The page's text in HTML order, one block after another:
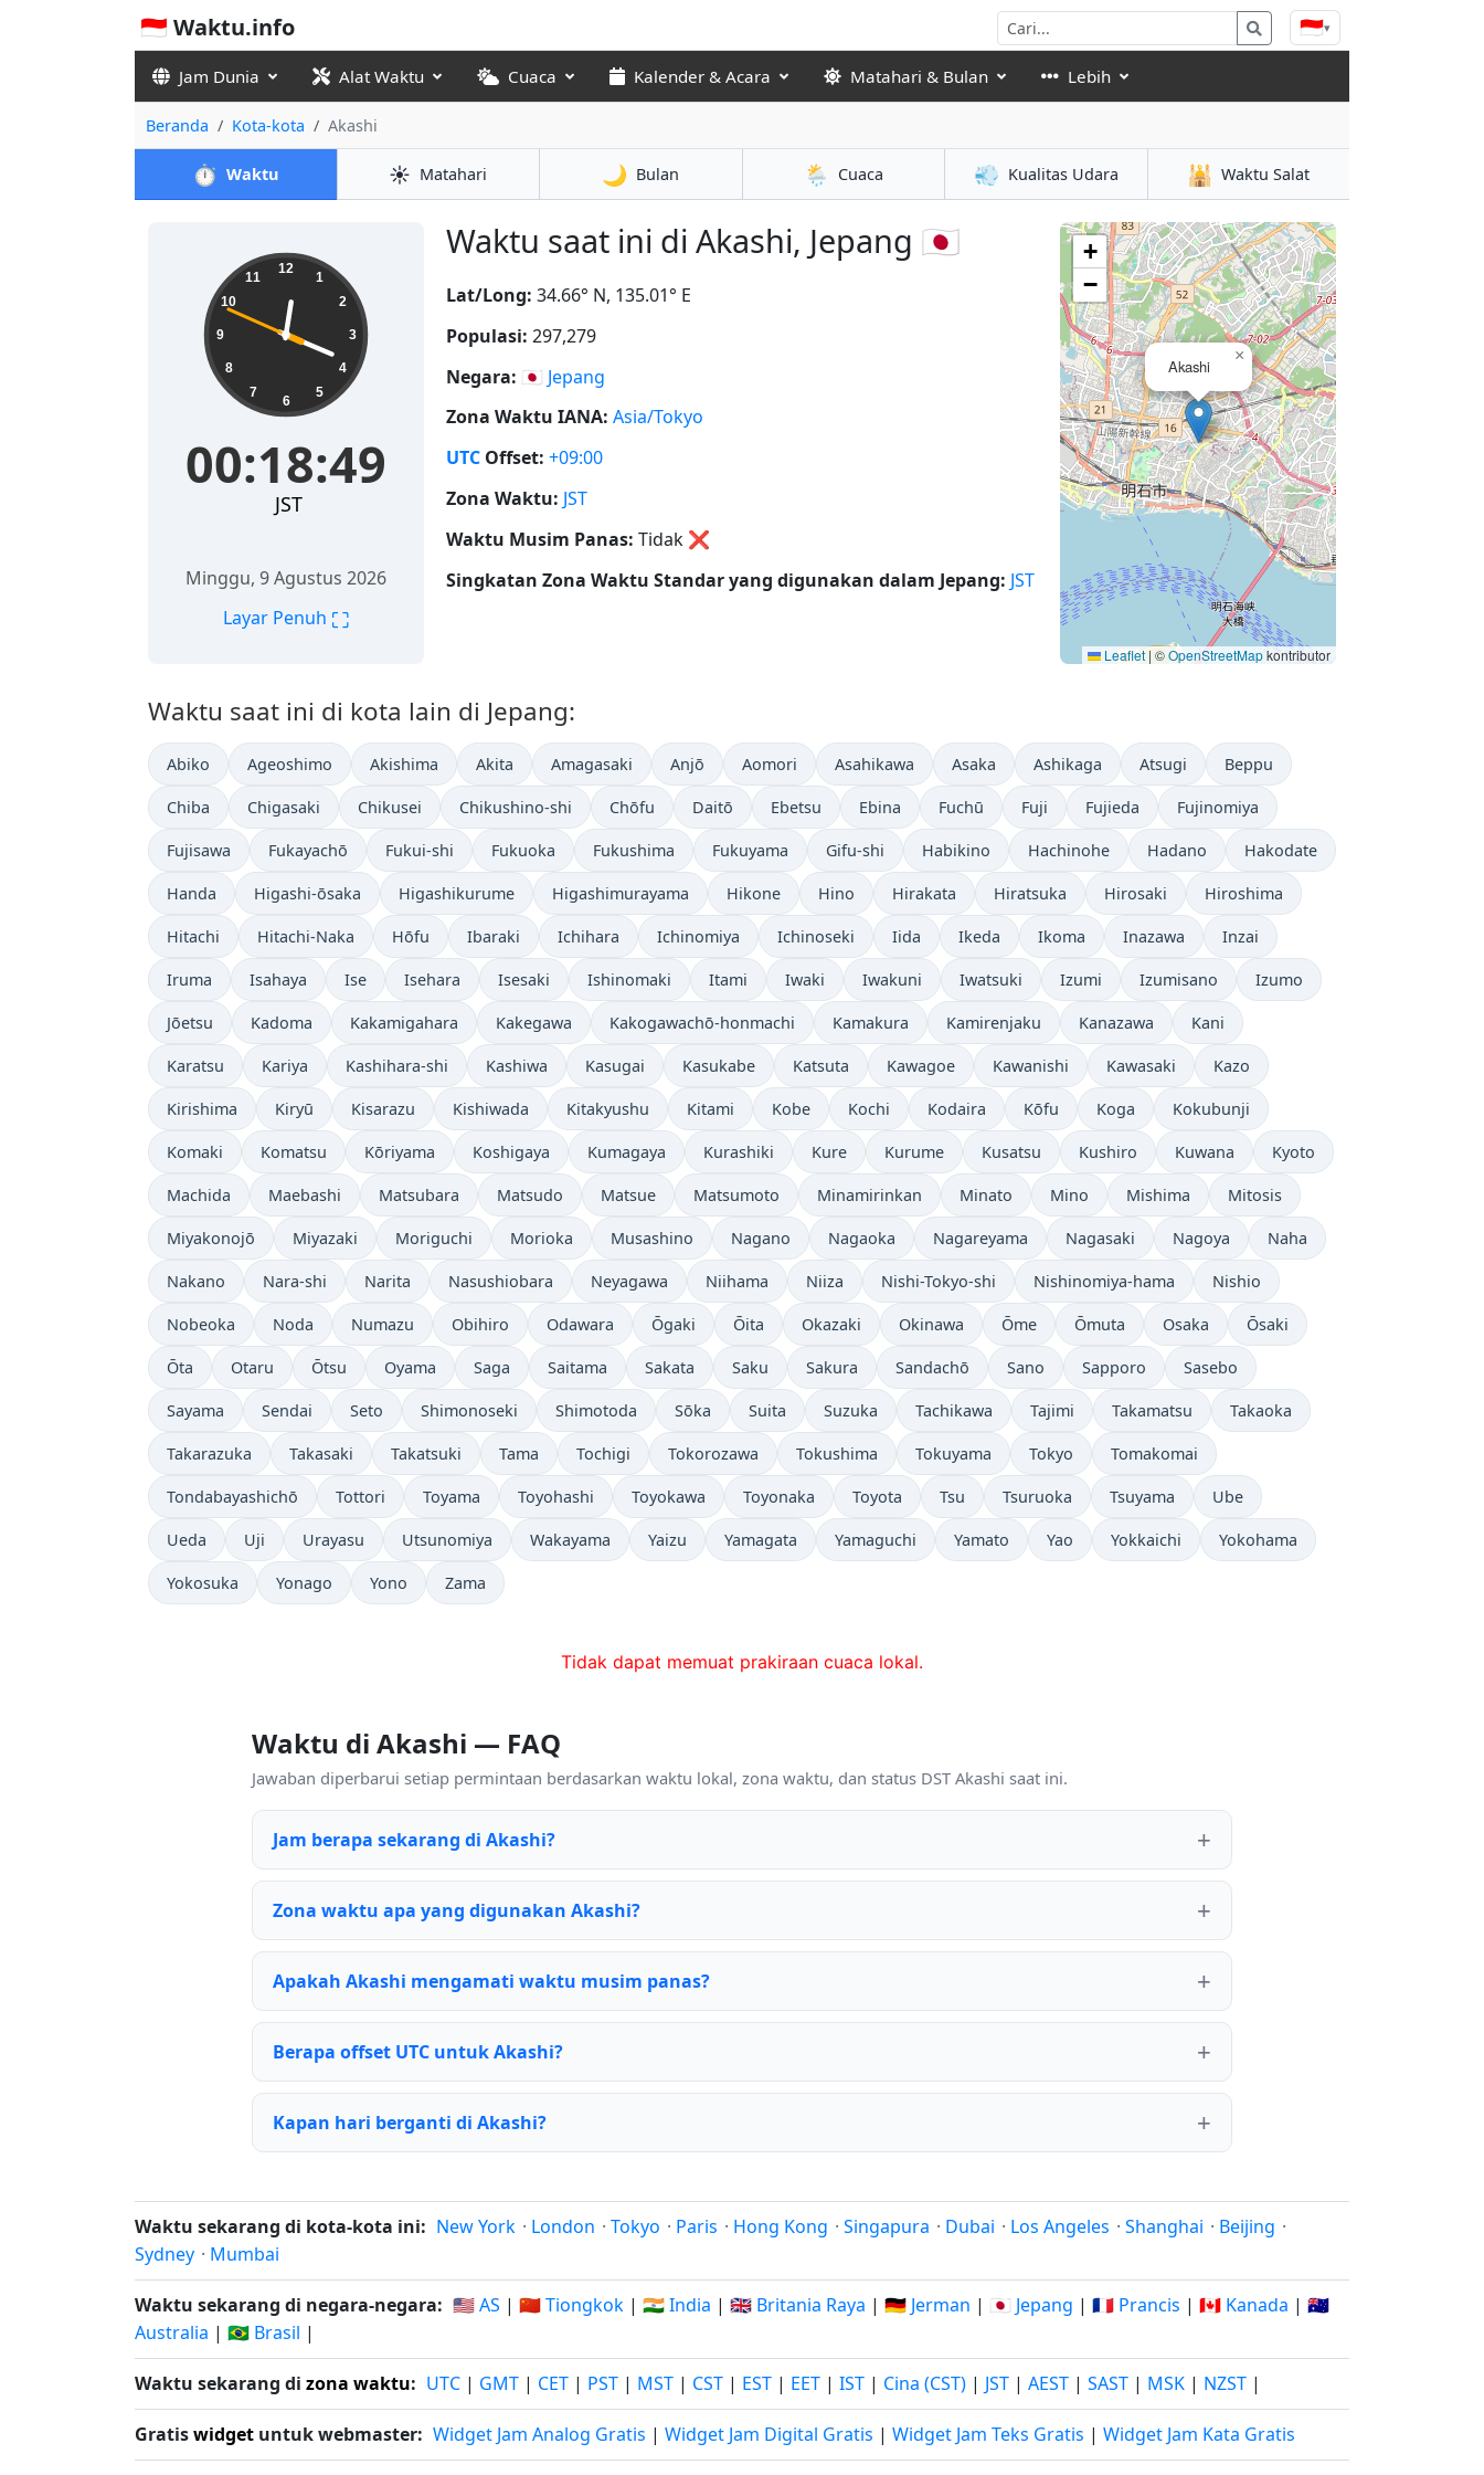
🇮🇩 Waktu.info 🇮🇩▾
Jam Dunia Alat Waktu Cuaca Kalender & Acara Matahari & Bulan Lebih
Beranda Kota-kota Akashi
⏱️ Waktu ☀️ Matahari 🌙 Bulan 🌦️ Cuaca 💨 Kualitas Udara 🕌 Waktu Salat
Waktu saat ini di Akashi, Jepang 🇯🇵
00:18:50 12
1
2
3
4
5
6
7
8
9
10
11
00:18:50
JST
Minggu, 9 Agustus 2026
Layar Penuh ⛶
Lat/Long: 34.66° N, 135.01° E
Populasi: 297,279
Negara: 🇯🇵 Jepang
Zona Waktu IANA: Asia/Tokyo
UTC Offset: +09:00
Zona Waktu: JST
Waktu Musim Panas: Tidak ❌
Singkatan Zona Waktu Standar yang digunakan dalam Jepang: JST
Akashi
×
+
−
Leaflet | ©OpenStreetMapkontributor
Waktu saat ini di kota lain di Jepang:
Abiko Ageoshimo Akishima Akita Amagasaki Anjō Aomori Asahikawa Asaka Ashikaga Atsugi Beppu
Chiba Chigasaki Chikusei Chikushino-shi Chōfu Daitō Ebetsu Ebina Fuchū Fuji Fujieda Fujinomiya
Fujisawa Fukayachō Fukui-shi Fukuoka Fukushima Fukuyama Gifu-shi Habikino Hachinohe Hadano Hakodate
Handa Higashi-ōsaka Higashikurume Higashimurayama Hikone Hino Hirakata Hiratsuka Hirosaki Hiroshima
Hitachi Hitachi-Naka Hōfu Ibaraki Ichihara Ichinomiya Ichinoseki Iida Ikeda Ikoma Inazawa Inzai
Iruma Isahaya Ise Isehara Isesaki Ishinomaki Itami Iwaki Iwakuni Iwatsuki Izumi Izumisano Izumo
Jōetsu Kadoma Kakamigahara Kakegawa Kakogawachō-honmachi Kamakura Kamirenjaku Kanazawa Kani
Karatsu Kariya Kashihara-shi Kashiwa Kasugai Kasukabe Katsuta Kawagoe Kawanishi Kawasaki Kazo
Kirishima Kiryū Kisarazu Kishiwada Kitakyushu Kitami Kobe Kochi Kodaira Kōfu Koga Kokubunji
Komaki Komatsu Kōriyama Koshigaya Kumagaya Kurashiki Kure Kurume Kusatsu Kushiro Kuwana Kyoto
Machida Maebashi Matsubara Matsudo Matsue Matsumoto Minamirinkan Minato Mino Mishima Mitosis
Miyakonojō Miyazaki Moriguchi Morioka Musashino Nagano Nagaoka Nagareyama Nagasaki Nagoya Naha
Nakano Nara-shi Narita Nasushiobara Neyagawa Niihama Niiza Nishi-Tokyo-shi Nishinomiya-hama Nishio
Nobeoka Noda Numazu Obihiro Odawara Ōgaki Ōita Okazaki Okinawa Ōme Ōmuta Osaka Ōsaki
Ōta Otaru Ōtsu Oyama Saga Saitama Sakata Saku Sakura Sandachō Sano Sapporo Sasebo
Sayama Sendai Seto Shimonoseki Shimotoda Sōka Suita Suzuka Tachikawa Tajimi Takamatsu Takaoka
Takarazuka Takasaki Takatsuki Tama Tochigi Tokorozawa Tokushima Tokuyama Tokyo Tomakomai
Tondabayashichō Tottori Toyama Toyohashi Toyokawa Toyonaka Toyota Tsu Tsuruoka Tsuyama Ube
Ueda Uji Urayasu Utsunomiya Wakayama Yaizu Yamagata Yamaguchi Yamato Yao Yokkaichi Yokohama
Yokosuka Yonago Yono Zama
Tidak dapat memuat prakiraan cuaca lokal.
Waktu di Akashi — FAQ
Jawaban diperbarui setiap permintaan berdasarkan waktu lokal, zona waktu, dan status DST Akashi saat ini.
Jam berapa sekarang di Akashi?
Zona waktu apa yang digunakan Akashi?
Apakah Akashi mengamati waktu musim panas?
Berapa offset UTC untuk Akashi?
Kapan hari berganti di Akashi?
Waktu sekarang di kota-kota ini: New York · London · Tokyo · Paris · Hong Kong · Singapura · Dubai · Los Angeles · Shanghai · Beijing ·
Sydney · Mumbai
Waktu sekarang di negara-negara: 🇺🇸 AS | 🇨🇳 Tiongkok | 🇮🇳 India | 🇬🇧 Britania Raya | 🇩🇪 Jerman | 🇯🇵 Jepang | 🇫🇷 Prancis | 🇨🇦 Kanada | 🇦🇺
Australia | 🇧🇷 Brasil |
Waktu sekarang di zona waktu: UTC | GMT | CET | PST | MST | CST | EST | EET | IST | Cina (CST) | JST | AEST | SAST | MSK | NZST |
Gratiswidget untuk webmaster: Widget Jam Analog Gratis | Widget Jam Digital Gratis | Widget Jam Teks Gratis | Widget Jam Kata Gratis